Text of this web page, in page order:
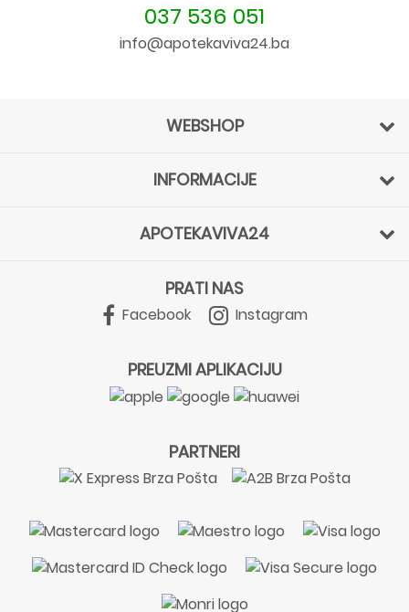
037 536 051
info@apotekaviva24.ba
WEBSHOP
INFORMACIJE
APOTEKAVIVA24
PRATI NAS
Facebook Instagram
PREUZMI APLIKACIJU
PARTNERI